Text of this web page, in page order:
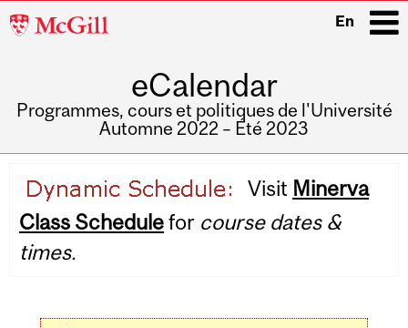
McGill
En
eCalendar
Programmes, cours et politiques de l'Université
Automne 2022 – Été 2023
navigation
Visit Minerva
Class Schedulefor course dates &
times.